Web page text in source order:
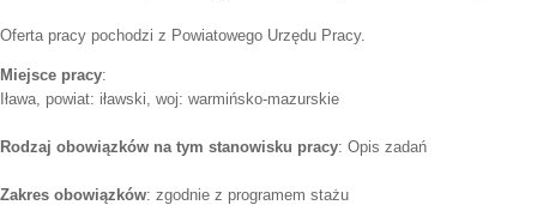
Oferta pracy pochodzi z Powiatowego Urzędu Pracy.
Miejsce pracy:
Iława, powiat: iławski, woj: warmińsko-mazurskie
Rodzaj obowiązków na tym stanowisku pracy: Opis zadań
Zakres obowiązków: zgodnie z programem stażu